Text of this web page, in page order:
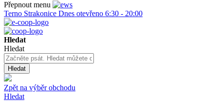
Přepnout menu
Terno Strakonice Dnes otevřeno 6:30 - 20:00
Hledat
Hledat
Hledat
Zpět na výběr obchodu
Hledat